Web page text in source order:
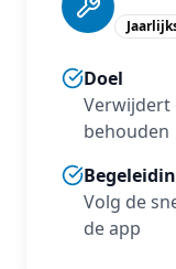
Doel
Verwijdert
behouden
Volg de
de app